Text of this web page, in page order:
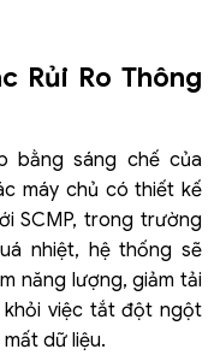
Rủi Ro Thông
bằng sáng chế của
máy chủ có thiết kế
SCMP, trong trường
nhiệt, hệ thống sẽ
năng lượng, giảm tải
khỏi việc tắt đột ngột
dữ liệu.